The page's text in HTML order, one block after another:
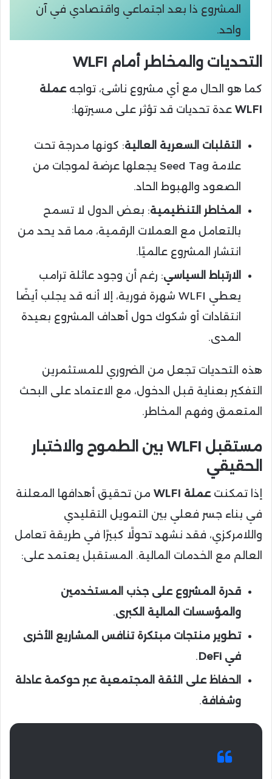
المشروع ذا بعد اجتماعي واقتصادي في آن
واحد.
التحديات والمخاطر أمام WLFI
كما هو الحال مع أي مشروع ناشئ، تواجهعملة
WLFI عدة تحديات قد تؤثر على مسيرتها:
التقلبات السعرية العالية: كونها مدرجة تحت
علامة Seed Tag يجعلها عرضة لموجات من
الصعود والهبوط الحاد.
المخاطر التنظيمية: بعض الدول لا تسمح
بالتعامل مع العملات الرقمية، مما قد يحد من
انتشار المشروع عالميًا.
الارتباط السياسي: رغم أن وجود عائلة ترامب
يعطي WLFI شهرة فورية، إلا أنه قد يجلب أيضًا
انتقادات أو شكوك حول أهداف المشروع بعيدة
المدى.
هذه التحديات تجعل من الضروري للمستثمرين
التفكير بعناية قبل الدخول، مع الاعتماد على البحث
المتعمق وفهم المخاطر.
مستقبل WLFI بين الطموح والاختبار
الحقيقي
إذا تمكنتعملة WLFI
من تحقيق أهدافها المعلنة
في بناء جسر فعلي بين التمويل التقليدي
واللامركزي، فقد نشهد تحولًا كبيرًا في طريقة تعامل
العالم مع الخدمات المالية. المستقبل يعتمد على:
قدرة المشروع على جذب المستخدمين
والمؤسسات المالية الكبرى.
تطوير منتجات مبتكرة تنافس المشاريع الأخرى
في DeFi
.
الحفاظ على الثقة المجتمعية عبر حوكمة عادلة
وشفافة.